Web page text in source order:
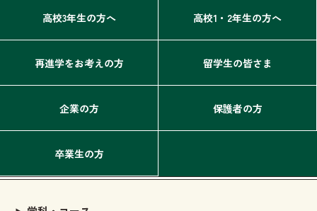
高校3年生の方へ 高校1・2年生の方へ
再進学をお考えの方 留学生の皆さま
企業の方 保護者の方
卒業生の方